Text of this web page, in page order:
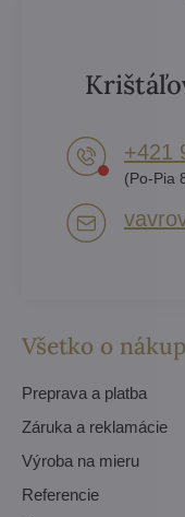
Všetko o
Preprava a platba
Záruka a reklamácie
Výroba na mieru
Referencie
+421
(Po-Pia